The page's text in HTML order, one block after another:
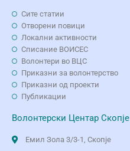
Сите статии
Отворени повици
Локални активности
Списание ВОИСЕС
Волонтери во ВЦС
Приказни за волонтерство
Приказни од проекти
Публикации
Волонтерски Центар Скопје
Емил Зола 3/3-1, Скопје